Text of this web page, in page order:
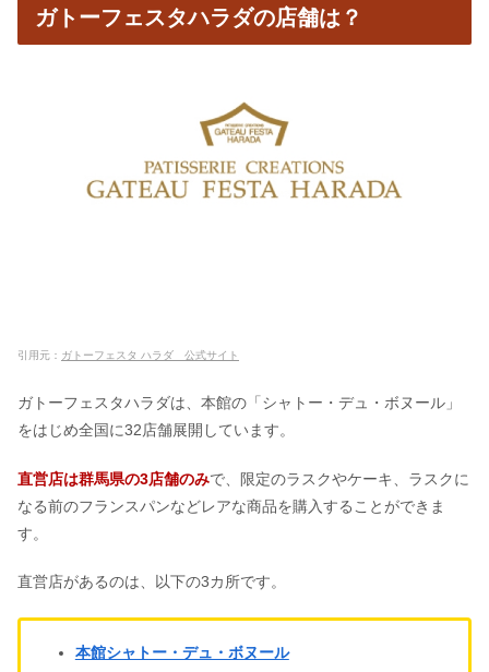
ガトーフェスタハラダの店舗は？
引用元： ガトーフェスタ ハラダ 公式サイト
ガトーフェスタハラダは、本館の「シャトー・デュ・ボヌール」
をはじめ全国に32店舗展開しています。
直営店は群馬県の3店舗のみで、限定のラスクやケーキ、ラスクに
なる前のフランスパンなどレアな商品を購入することができま
す。
直営店があるのは、以下の3カ所です。
本館シャトー・デュ・ボヌール